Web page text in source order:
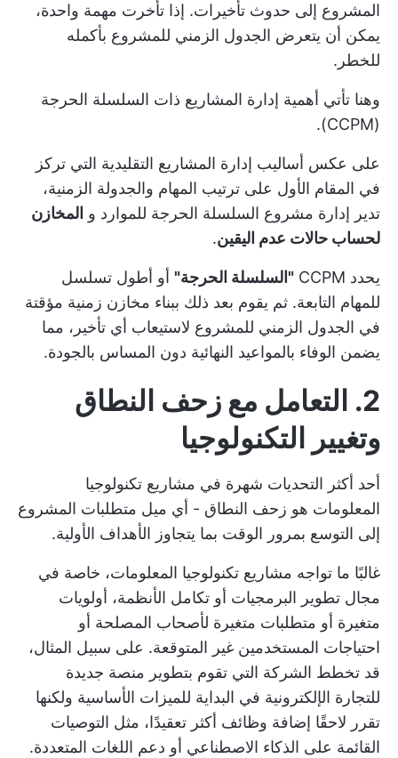
المشروع إلى حدوث تأخيرات. إذا تأخرت مهمة واحدة،
يمكن أن يتعرض الجدول الزمني للمشروع بأكمله
للخطر.
وهنا تأتي أهمية إدارة المشاريع ذات السلسلة الحرجة
(CCPM).
على عكس أساليب إدارة المشاريع التقليدية التي تركز
في المقام الأول على ترتيب المهام والجدولة الزمنية،
تدير إدارة مشروع السلسلة الحرجة للموارد و المخازن
لحساب حالات عدم اليقين.
يحدد CCPM "السلسلة الحرجة" أو أطول تسلسل
للمهام التابعة. ثم يقوم بعد ذلك ببناء مخازن زمنية مؤقتة
في الجدول الزمني للمشروع لاستيعاب أي تأخير، مما
يضمن الوفاء بالمواعيد النهائية دون المساس بالجودة.
2. التعامل مع زحف النطاق
وتغيير التكنولوجيا
أحد أكثر التحديات شهرة في مشاريع تكنولوجيا
المعلومات هو زحف النطاق - أي ميل متطلبات المشروع
إلى التوسع بمرور الوقت بما يتجاوز الأهداف الأولية.
غالبًا ما تواجه مشاريع تكنولوجيا المعلومات، خاصة في
مجال تطوير البرمجيات أو تكامل الأنظمة، أولويات
متغيرة أو متطلبات متغيرة لأصحاب المصلحة أو
احتياجات المستخدمين غير المتوقعة. على سبيل المثال،
قد تخطط الشركة التي تقوم بتطوير منصة جديدة
للتجارة الإلكترونية في البداية للميزات الأساسية ولكنها
تقرر لاحقًا إضافة وظائف أكثر تعقيدًا، مثل التوصيات
القائمة على الذكاء الاصطناعي أو دعم اللغات المتعددة.